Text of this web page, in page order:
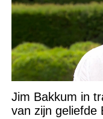
Jim Bakkum in
van zijn geliefde